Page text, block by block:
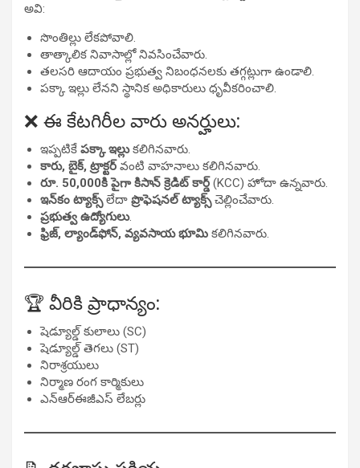
అవి:
సొంతిల్లు లేకపోవాలి.
తాత్కాలిక నివాసాల్లో నివసించేవారు.
తలసరి ఆదాయం ప్రభుత్వ నిబంధనలకు తగ్గట్లుగా ఉండాలి.
పక్కా ఇల్లు లేనని స్థానిక అధికారులు ధృవీకరించాలి.
❌ ఈ కేటగిరీల వారు అనర్హులు:
ఇప్పటికే పక్కా ఇల్లుకలిగినవారు.
కారు, బైక్, ట్రాక్టర్ వంటి వాహనాలు కలిగినవారు.
రూ. 50,000కి పైగా కిసాన్ క్రెడిట్ కార్డ్ (KCC) హోదా ఉన్నవారు.
ఇన్‌కం ట్యాక్స్లేదా ప్రొఫెషనల్ ట్యాక్స్చెల్లించేవారు.
ప్రభుత్వ ఉద్యోగులు.
ఫ్రిజ్, ల్యాండ్‌ఫోన్, వ్యవసాయ భూమి కలిగినవారు.
🏆 వీరికి ప్రాధాన్యం:
షెడ్యూల్డ్ కులాలు (SC)
షెడ్యూల్డ్ తెగలు (ST)
నిరాశ్రయులు
నిర్మాణ రంగ కార్మికులు
ఎన్‌ఆర్‌ఈజీఎస్ లేబర్లు